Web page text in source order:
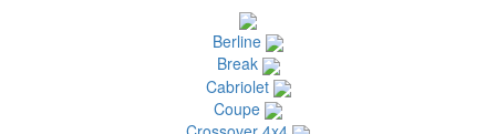
Berline
Break
Cabriolet
Coupe